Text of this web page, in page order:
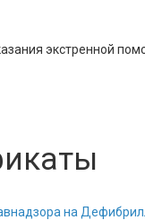
экстренной
на